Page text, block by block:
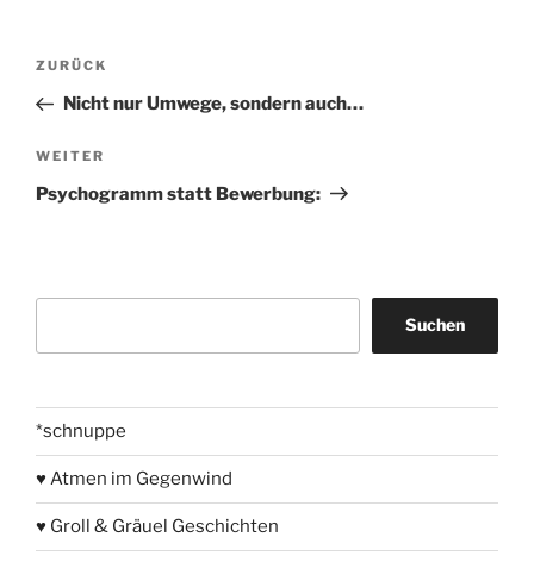
Beitragsnavigation
Vorheriger
Beitrag
ZURÜCK
Nicht nur Umwege, sondern auch…
Nächster
Beitrag
WEITER
Psychogramm statt Bewerbung:
Suchen
*schnuppe
♥ Atmen im Gegenwind
♥ Groll & Gräuel Geschichten